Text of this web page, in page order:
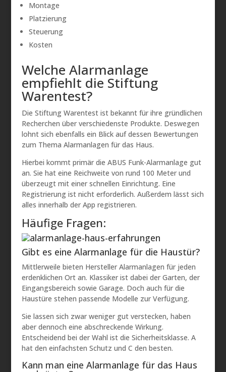
Montage
Platzierung
Steuerung
Kosten
Welche Alarmanlage
empfiehlt die Stiftung
Warentest?
Die Stiftung Warentest ist bekannt für ihre gründlichen
Recherchen über verschiedenste Produkte. Deswegen
lohnt sich ebenfalls ein Blick auf dessen Bewertungen
zum Thema Alarmanlagen für das Haus.
Hierbei kommt primär die ABUS Funk-Alarmanlage gut
an. Sie hat eine Reichweite von rund 100 Meter und
überzeugt mit einer schnellen Einrichtung. Eine
Registrierung ist nicht erforderlich. Außerdem lässt sich
alles innerhalb der App registrieren.
Häufige Fragen:
Gibt es eine Alarmanlage für die Haustür?
Mittlerweile bieten Hersteller Alarmanlagen für jeden
erdenklichen Ort an. Klassiker ist dabei der Garten, der
Eingangsbereich sowie Garage. Doch auch für die
Haustüre stehen passende Modelle zur Verfügung.
Sie lassen sich zwar weniger gut verstecken, haben
aber dennoch eine abschreckende Wirkung.
Entscheidend bei der Wahl ist die Sicherheitsklasse. A
hat den einfachsten Schutz und C den besten.
Kann man eine Alarmanlage für das Haus